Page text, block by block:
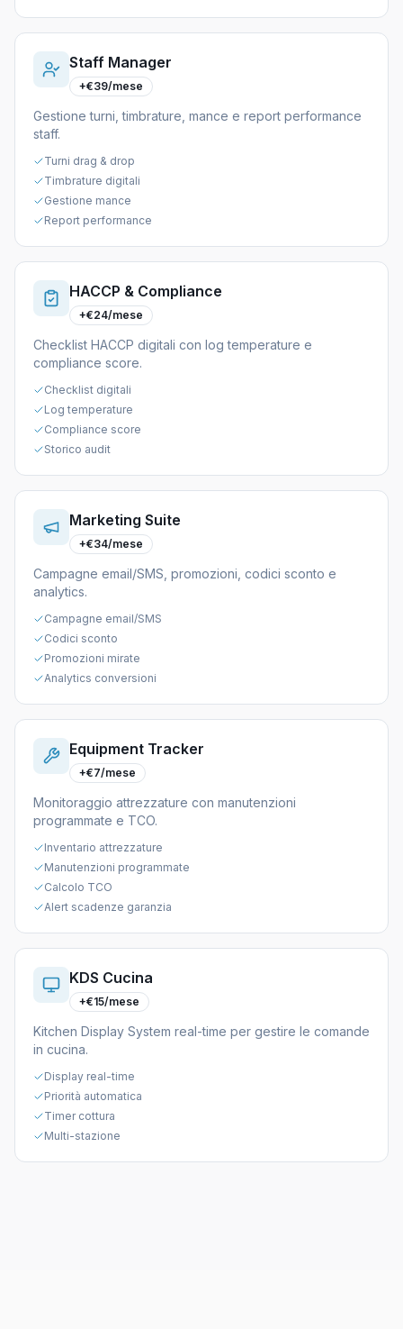
Staff Manager
+€39/mese
Gestione turni, timbrature, mance e report performance
staff.
Turni drag & drop
Timbrature digitali
Gestione mance
Report performance
HACCP & Compliance
+€24/mese
Checklist HACCP digitali con log temperature e
compliance score.
Checklist digitali
Log temperature
Compliance score
Storico audit
Marketing Suite
+€34/mese
Campagne email/SMS, promozioni, codici sconto e
analytics.
Campagne email/SMS
Codici sconto
Promozioni mirate
Analytics conversioni
Equipment Tracker
+€7/mese
Monitoraggio attrezzature con manutenzioni
programmate e TCO.
Inventario attrezzature
Manutenzioni programmate
Calcolo TCO
Alert scadenze garanzia
KDS Cucina
+€15/mese
Kitchen Display System real-time per gestire le comande
in cucina.
Display real-time
Priorità automatica
Timer cottura
Multi-stazione